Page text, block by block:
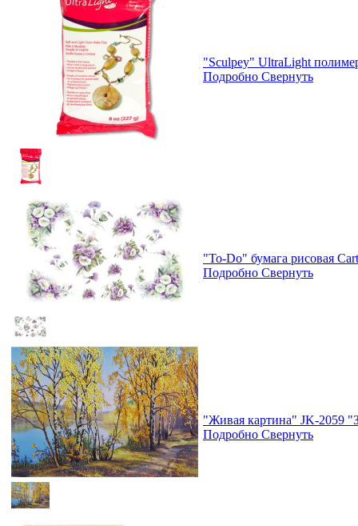
"Sculpey" UltraLight
Подробно Свернуть
"To-Do" бумага рисовая
Подробно Свернуть
"Живая картина" JK-2059
Подробно Свернуть